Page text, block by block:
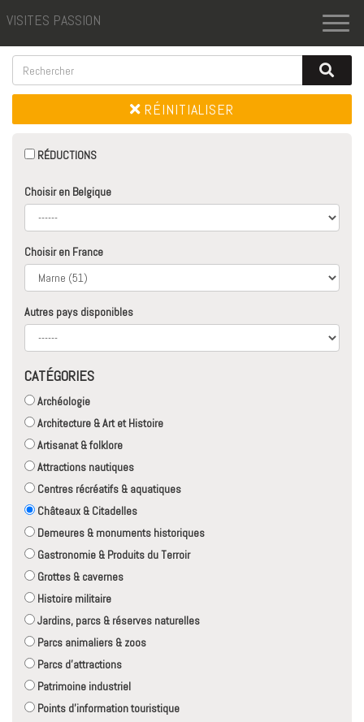
VISITES PASSION
RÉINITIALISER
RÉDUCTIONS
Choisir en Belgique
Choisir en France
Autres pays disponibles
CATÉGORIES
Archéologie
Architecture & Art et Histoire
Artisanat & folklore
Attractions nautiques
Centres récréatifs & aquatiques
Châteaux & Citadelles
Demeures & monuments historiques
Gastronomie & Produits du Terroir
Grottes & cavernes
Histoire militaire
Jardins, parcs & réserves naturelles
Parcs animaliers & zoos
Parcs d'attractions
Patrimoine industriel
Points d'information touristique